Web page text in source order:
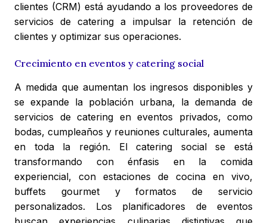
clientes (CRM) está ayudando a los proveedores de
servicios de catering a impulsar la retención de
clientes y optimizar sus operaciones.
Crecimiento en eventos y catering social
A medida que aumentan los ingresos disponibles y
se expande la población urbana, la demanda de
servicios de catering en eventos privados, como
bodas, cumpleaños y reuniones culturales, aumenta
en toda la región. El catering social se está
transformando con énfasis en la comida
experiencial, con estaciones de cocina en vivo,
buffets gourmet y formatos de servicio
personalizados. Los planificadores de eventos